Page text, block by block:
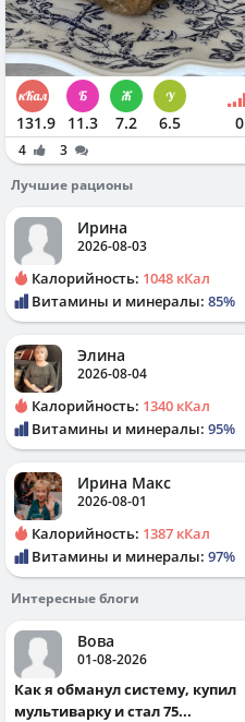
131.9 11.3 7.2 6.5 0
4
3
Лучшие рационы
Ирина
2026-08-03
Калорийность: 1048 кКал
Витамины и минералы: 85%
Элина
2026-08-04
Калорийность: 1340 кКал
Витамины и минералы: 95%
Ирина Макс
2026-08-01
Калорийность: 1387 кКал
Витамины и минералы: 97%
Интересные блоги
Вова
01-08-2026
Как я обманул систему, купил
мультиварку и стал 75...